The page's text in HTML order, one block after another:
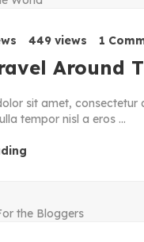
449 views 1
Around
sit amet, consectetur
tempor nisl a eros ...